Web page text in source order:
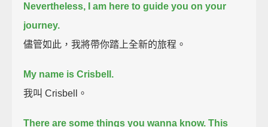
Nevertheless, I am here to guide you on your
journey.
儘管如此，我將帶你踏上全新的旅程。
My name is Crisbell.
我叫 Crisbell。
There are some things you wanna know. This